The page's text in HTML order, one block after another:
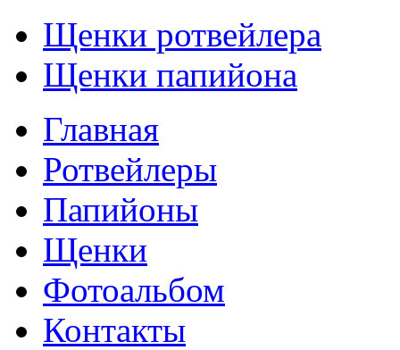
Щенки ротвейлера
Щенки папийона
Главная
Ротвейлеры
Папийоны
Щенки
Фотоальбом
Контакты